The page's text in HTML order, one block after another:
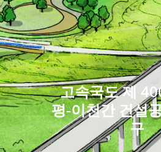
고속국도 제
평-이천간 건설
구